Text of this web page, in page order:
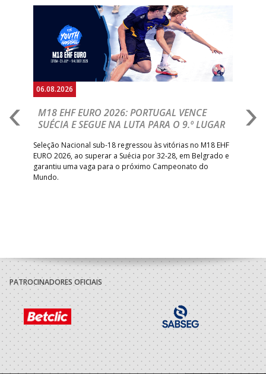
06.08.2026
M18 EHF EURO 2026: PORTUGAL VENCE
SUÉCIA E SEGUE NA LUTA PARA O 9.º LUGAR
Seleção Nacional sub-18 regressou às vitórias no M18 EHF
EURO 2026, ao superar a Suécia por 32-28, em Belgrado e
garantiu uma vaga para o próximo Campeonato do
Mundo.
PATROCINADORES OFICIAIS